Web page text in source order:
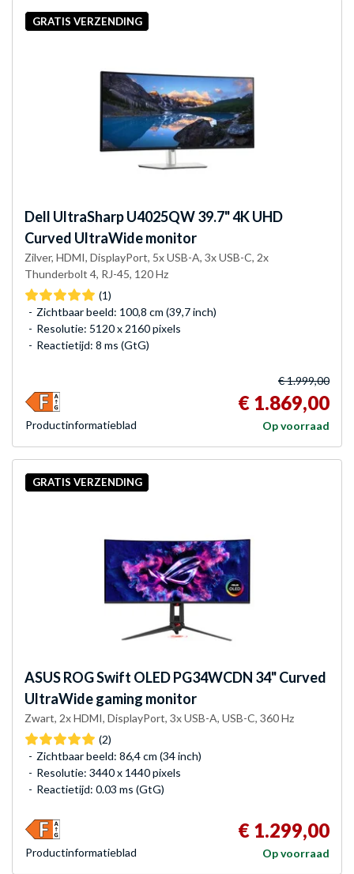
GRATIS VERZENDING
Dell UltraSharp U4025QW 39.7" 4K UHD
Curved UltraWide monitor
Zilver, HDMI, DisplayPort, 5x USB-A, 3x USB-C, 2x
Thunderbolt 4, RJ-45, 120 Hz
(1)
Zichtbaar beeld: 100,8 cm (39,7 inch)
Resolutie: 5120 x 2160 pixels
Reactietijd: 8 ms (GtG)
€ 1.999,00
€ 1.869,00
Op voorraad
Product­informatieblad
GRATIS VERZENDING
ASUSROG Swift OLED PG34WCDN 34" Curved
UltraWide gaming monitor
Zwart, 2x HDMI, DisplayPort, 3x USB-A, USB-C, 360 Hz
(2)
Zichtbaar beeld: 86,4 cm (34 inch)
Resolutie: 3440 x 1440 pixels
Reactietijd: 0.03 ms (GtG)
€ 1.299,00
Op voorraad
Product­informatieblad